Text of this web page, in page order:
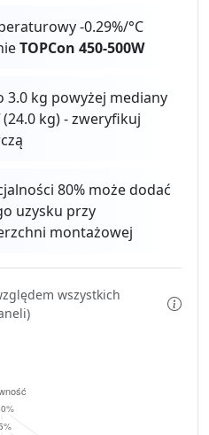
-0.29%/°C
TOPCon 450-500W
3.0 kg powyżej mediany
(24.0 kg) - zweryfikuj
80% może dodać
uzysku przy
montażowej
wszystkich